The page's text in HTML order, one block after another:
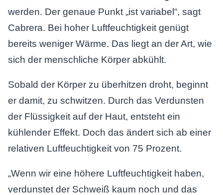
werden. Der genaue Punkt „ist variabel“, sagt
Cabrera. Bei hoher Luftfeuchtigkeit genügt
bereits weniger Wärme. Das liegt an der Art, wie
sich der menschliche Körper abkühlt.
Sobald der Körper zu überhitzen droht, beginnt
er damit, zu schwitzen. Durch das Verdunsten
der Flüssigkeit auf der Haut, entsteht ein
kühlender Effekt. Doch das ändert sich ab einer
relativen Luftfeuchtigkeit von 75 Prozent.
„Wenn wir eine höhere Luftfeuchtigkeit haben,
verdunstet der Schweiß kaum noch und das